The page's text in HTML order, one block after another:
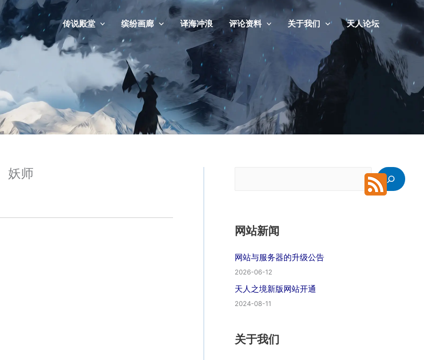
传说殿堂 缤纷画廊 译海冲浪 评论资料 关于我们 天人论坛
妖师
网站新闻
网站与服务器的升级公告
2026-06-12
天人之境新版网站开通
2024-08-11
关于我们